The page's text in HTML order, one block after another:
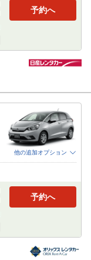
予約へ
他の追加オプション
予約へ